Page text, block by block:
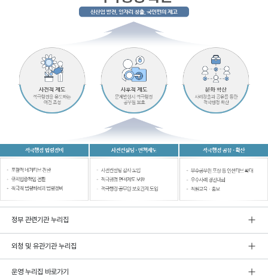
정부 관련기관 누리집
외청 및 유관기관 누리집
운영 누리집 바로가기